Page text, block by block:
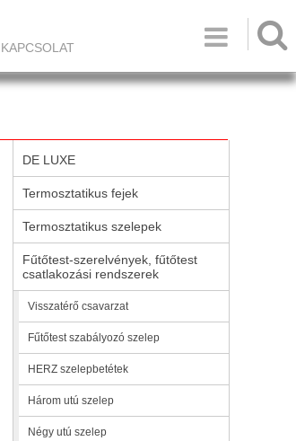

KAPCSOLAT
DE LUXE
Termosztatikus fejek
Termosztatikus szelepek
Fűtőtest-szerelvények, fűtőtest
csatlakozási rendszerek
Visszatérő csavarzat
Fűtőtest szabályozó szelep
HERZ szelepbetétek
Három utú szelep
Négy utú szelep